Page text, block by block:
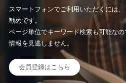
スマートフォンでご利用いただくには
勧めです。
ページ単位でキーワード検索も可能な
情報を見逃しません。
会員登録はこちら